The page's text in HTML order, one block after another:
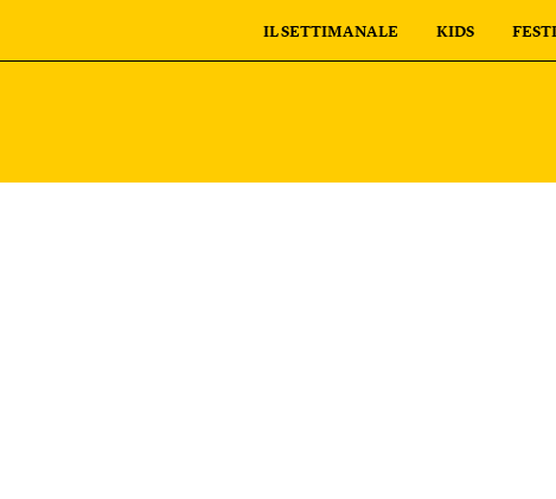
IL SETTIMANALE KIDS